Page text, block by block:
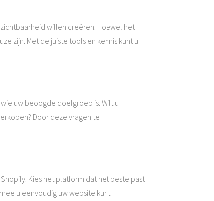
willen creëren. Hoewel het
zijn. Met de juiste tools en kennis kunt u
uw beoogde doelgroep is. Wilt u
Door deze vragen te
Kies het platform dat het beste past
u eenvoudig uw website kunt